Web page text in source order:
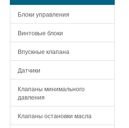
Блоки управления
Винтовые блоки
Впускные клапана
Датчики
Клапаны минимального
давления
Клапаны остановки масла